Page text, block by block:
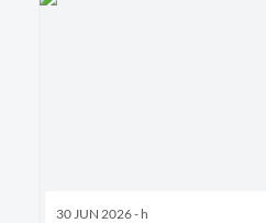
30 JUN 2026 - h